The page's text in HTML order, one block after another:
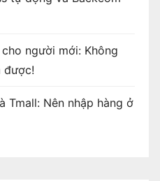
người mới: Không
được!
Tmall: Nên nhập hàng ở